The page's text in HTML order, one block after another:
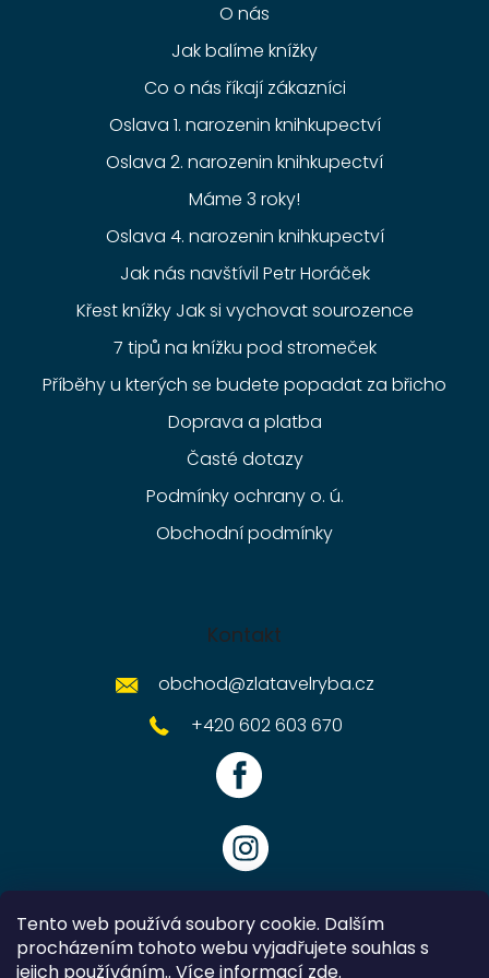
Tento web používá soubory cookie. Dalším
procházením tohoto webu vyjadřujete souhlas s
jejich používáním.. Více informací zde.
O nás
Jak balíme knížky
Co o nás říkají zákazníci
Oslava 1. narozenin knihkupectví
Oslava 2. narozenin knihkupectví
Máme 3 roky!
Oslava 4. narozenin knihkupectví
Jak nás navštívil Petr Horáček
Křest knížky Jak si vychovat sourozence
7 tipů na knížku pod stromeček
Příběhy u kterých se budete popadat za břicho
Doprava a platba
Časté dotazy
Podmínky ochrany o. ú.
Obchodní podmínky
Kontakt
obchod@zlatavelryba.cz
+420 602 603 670